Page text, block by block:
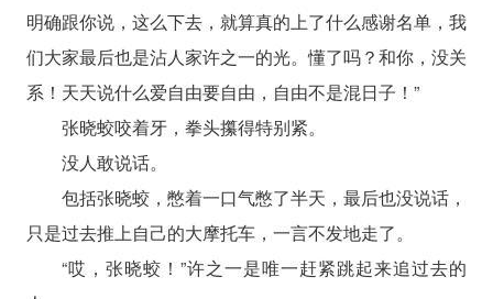
明确跟你说，这么下去，就算真的上了什么感谢名单，我
们大家最后也是沾人家许之一的光。懂了吗？和你，没关
系！天天说什么爱自由要自由，自由不是混日子！”
张晓蛟咬着牙，拳头攥得特别紧。
没人敢说话。
包括张晓蛟，憋着一口气憋了半天，最后也没说话，
只是过去推上自己的大摩托车，一言不发地走了。
“哎，张晓蛟！”许之一是唯一赶紧跳起来追过去的